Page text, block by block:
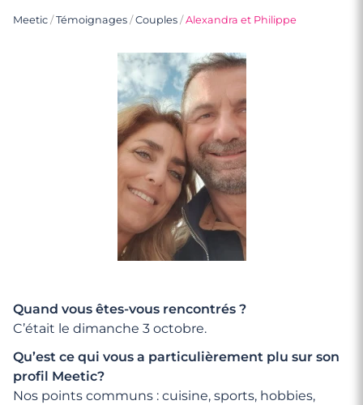
Meetic /Témoignages /Couples /Alexandra et Philippe
Quand vous êtes-vous rencontrés ?
C’était le dimanche 3 octobre.
Qu’est ce qui vous a particulièrement plu sur son
profil Meetic?
Nos points communs : cuisine, sports, hobbies,